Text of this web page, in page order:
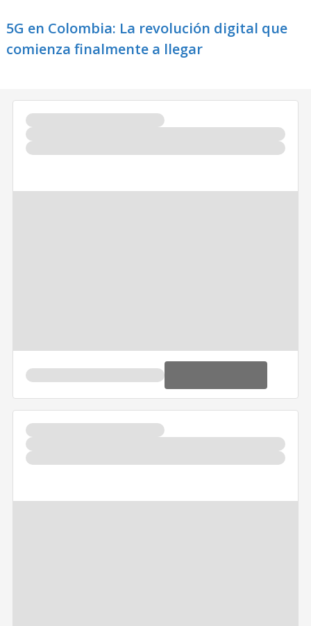
5G en Colombia: La revolución digital que
comienza finalmente a llegar